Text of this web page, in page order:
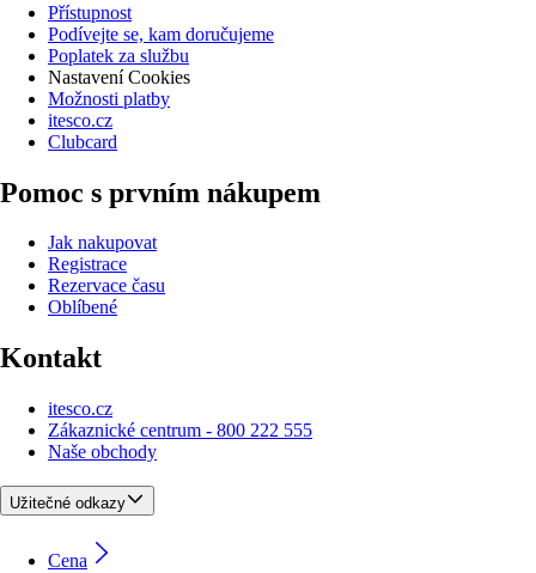
Přístupnost
Podívejte se, kam doručujeme
Poplatek za službu
Nastavení Cookies
Možnosti platby
itesco.cz
Clubcard
Pomoc s prvním nákupem
Jak nakupovat
Registrace
Rezervace času
Oblíbené
Kontakt
itesco.cz
Zákaznické centrum - 800 222 555
Naše obchody
Užitečné odkazy
Cena